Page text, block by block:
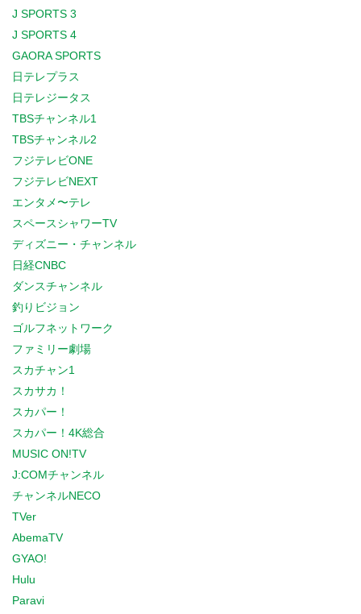
J SPORTS 3
J SPORTS 4
GAORA SPORTS
日テレプラス
日テレジータス
TBSチャンネル1
TBSチャンネル2
フジテレビONE
フジテレビNEXT
エンタメ〜テレ
スペースシャワーTV
ディズニー・チャンネル
日経CNBC
ダンスチャンネル
釣りビジョン
ゴルフネットワーク
ファミリー劇場
スカチャン1
スカサカ！
スカパー！
スカパー！4K総合
MUSIC ON!TV
J:COMチャンネル
チャンネルNECO
TVer
AbemaTV
GYAO!
Hulu
Paravi